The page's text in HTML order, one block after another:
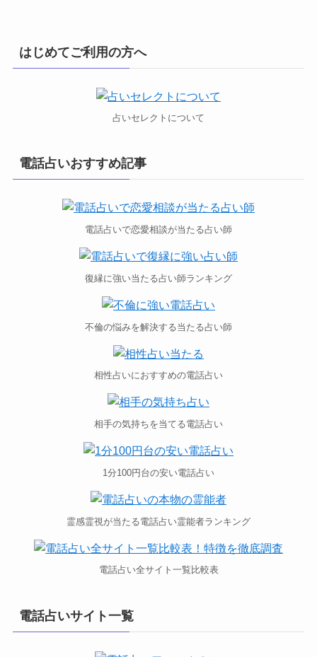
はじめてご利用の方へ
占いセレクトについて
電話占いおすすめ記事
電話占いで恋愛相談が当たる占い師
復縁に強い当たる占い師ランキング
不倫の悩みを解決する当たる占い師
相性占いにおすすめの電話占い
相手の気持ちを当てる電話占い
1分100円台の安い電話占い
霊感霊視が当たる電話占い霊能者ランキング
電話占い全サイト一覧比較表
電話占いサイト一覧